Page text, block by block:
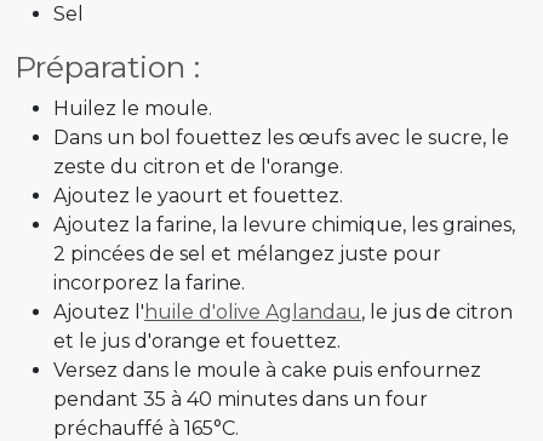
Sel
Préparation :
Huilez le moule.
Dans un bol fouettez les œufs avec le sucre, le
zeste du citron et de l'orange.
Ajoutez le yaourt et fouettez.
Ajoutez la farine, la levure chimique, les graines,
2 pincées de sel et mélangez juste pour
incorporez la farine.
Ajoutez l' huile d'olive Aglandau, le jus de citron
et le jus d'orange et fouettez.
Versez dans le moule à cake puis enfournez
pendant 35 à 40 minutes dans un four
préchauffé à 165°C.